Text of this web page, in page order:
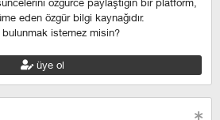
eden özgür bilgi kaynağıdır.
bulunmak istemez misin?
üye ol